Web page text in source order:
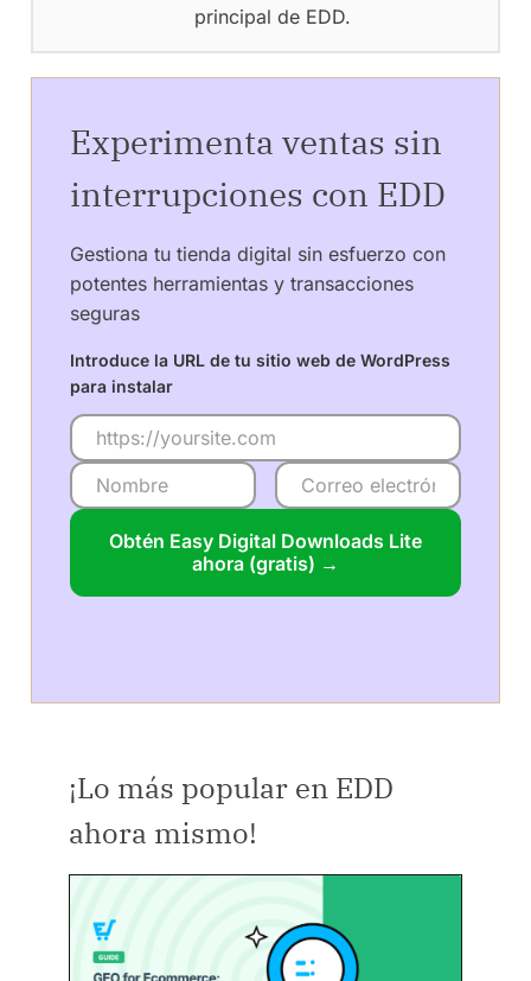
principal de EDD.
Experimenta ventas sin
interrupciones con EDD
Gestiona tu tienda digital sin esfuerzo con
potentes herramientas y transacciones
seguras
Introduce la URL de tu sitio web de WordPress
para instalar
Obtén Easy Digital Downloads Lite
ahora (gratis) →
¡Lo más popular en EDD
ahora mismo!